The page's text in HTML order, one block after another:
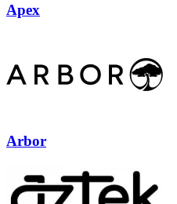
Apex
Arbor